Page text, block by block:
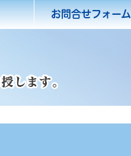
お問合せフォーム